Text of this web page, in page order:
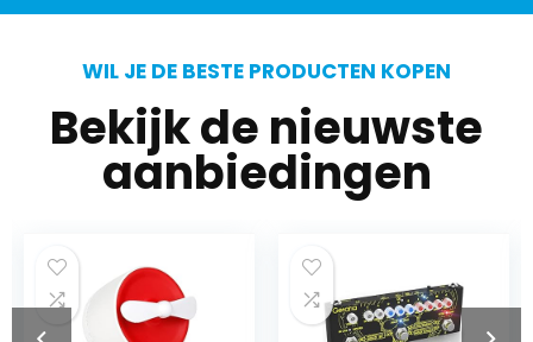
WIL JE DE BESTE PRODUCTEN KOPEN
Bekijk de nieuwste
aanbiedingen